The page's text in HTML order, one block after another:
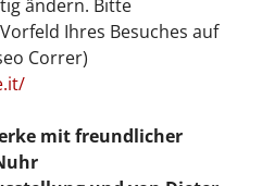
ändern. Bitte
Ihres Besuches auf
Correr)
mit freundlicher